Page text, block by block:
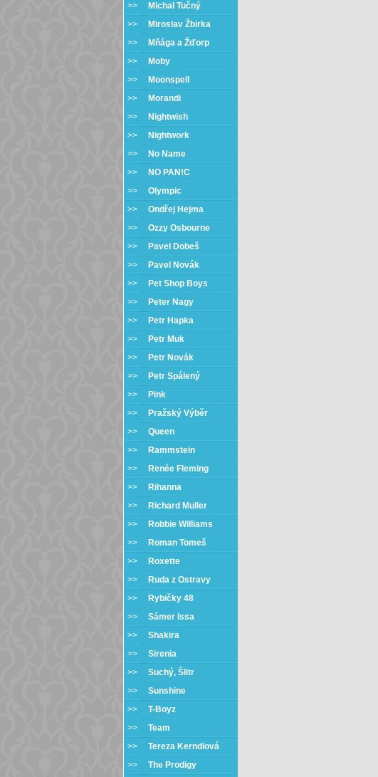
>>
Michal Tučný
>>
Miroslav Žbirka
>>
Mňága a Žďorp
>>
Moby
>>
Moonspell
>>
Morandi
>>
Nightwish
>>
Nightwork
>>
No Name
>>
NO PAN!C
>> Olympic
>> Ondřej Hejma
>> Ozzy Osbourne
>>
Pavel Dobeš
>>
Pavel Novák
>>
Pet Shop Boys
>>
Peter Nagy
>>
Petr Hapka
>>
Petr Muk
>>
Petr Novák
>>
Petr Spálený
>>
Pink
>>
Pražský Výběr
>> Queen
>>
Rammstein
>>
Renée Fleming
>>
Rihanna
>>
Richard Muller
>>
Robbie Williams
>>
Roman Tomeš
>>
Roxette
>>
Ruda z Ostravy
>>
Rybičky 48
>> Sámer Issa
>> Shakira
>> Sirenia
>> Suchý, Šlitr
>> Sunshine
>> T-Boyz
>> Team
>> Tereza Kerndlová
>> The Prodigy